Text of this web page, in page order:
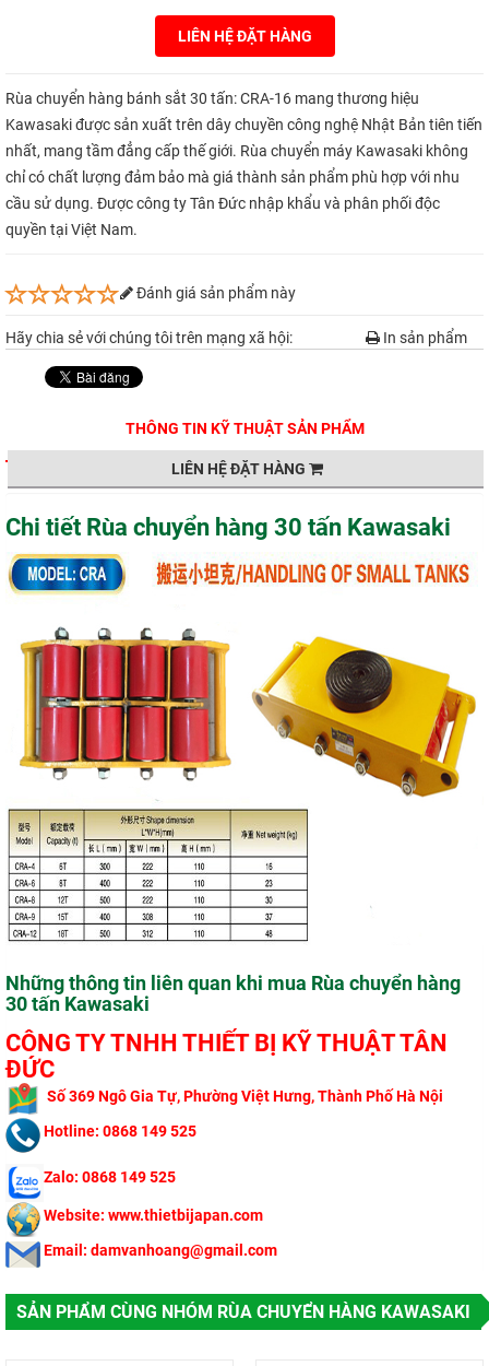
LIÊN HỆ ĐẶT HÀNG
Rùa chuyển hàng bánh sắt 30 tấn: CRA-16 mang thương hiệu
Kawasaki được sản xuất trên dây chuyền công nghệ Nhật Bản tiên tiến
nhất, mang tầm đẳng cấp thế giới. Rùa chuyển máy Kawasaki không
chỉ có chất lượng đảm bảo mà giá thành sản phẩm phù hợp với nhu
cầu sử dụng. Được công ty Tân Đức nhập khẩu và phân phối độc
quyền tại Việt Nam.
Đánh giá sản phẩm này
In sản phẩm
Hãy chia sẻ với chúng tôi trên mạng xã hội:
THÔNG TIN KỸ THUẬT SẢN PHẨM
LIÊN HỆ ĐẶT HÀNG
Chi tiết Rùa chuyển hàng 30 tấn Kawasaki
Những thông tin liên quan khi mua Rùa chuyển hàng
30 tấn Kawasaki
CÔNG TY TNHH THIẾT BỊ KỸ THUẬT TÂN
ĐỨC
Số 369 Ngô Gia Tự, Phường Việt Hưng, Thành Phố Hà Nội
Hotline: 0868 149 525
Zalo: 0868 149 525
Website: www.thietbijapan.com
Email: damvanhoang@gmail.com
SẢN PHẨM CÙNG NHÓM RÙA CHUYỂN HÀNG KAWASAKI